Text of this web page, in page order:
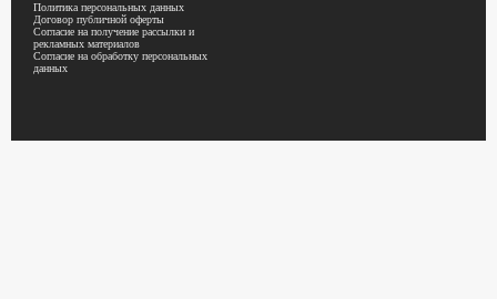
Политика персональных данных
Договор публичной оферты
Согласие на получение рассылки и
рекламных материалов
Согласие на обработку персональных
данных